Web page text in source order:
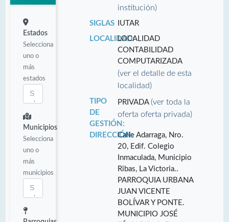
Estados
Selecciona
uno o
más
estados
Municipios
Selecciona
uno o
más
municipios
institución)
SIGLAS
IUTAR
LOCALIDAD:LOCALIDAD
CONTABILIDAD
COMPUTARIZADA
(ver el detalle de esta
localidad)
TIPO
DE
GESTIÓN:
PRIVADA(ver toda la
oferta oferta privada)
DIRECCIÓN:Calle Adarraga, Nro.
20, Edif. Colegio
Inmaculada, Municipio
Ribas, La Victoria..
PARROQUIA URBANA
JUAN VICENTE
BOLÍVAR Y PONTE.
MUNICIPIO JOSÉ